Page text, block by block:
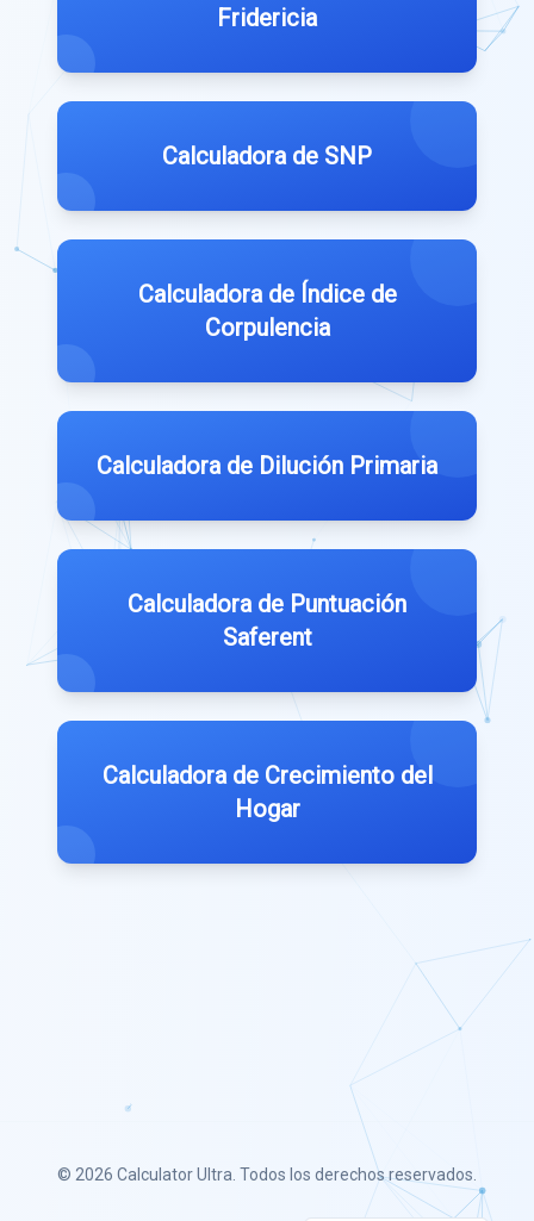
Fridericia
Calculadora de SNP
Calculadora de Índice de
Corpulencia
Calculadora de Dilución Primaria
Calculadora de Puntuación
Saferent
Calculadora de Crecimiento del
Hogar
© 2026 Calculator Ultra . Todos los derechos reservados.